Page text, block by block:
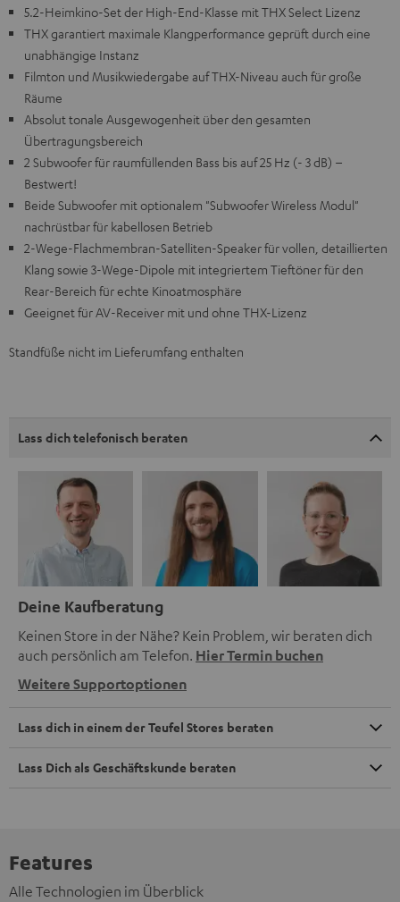
5.2-Heimkino-Set der High-End-Klasse mit THX Select Lizenz
THX garantiert maximale Klangperformance geprüft durch eine
unabhängige Instanz
Filmton und Musikwiedergabe auf THX-Niveau auch für große
Räume
Absolut tonale Ausgewogenheit über den gesamten
Übertragungsbereich
2 Subwoofer für raumfüllenden Bass bis auf 25 Hz (- 3 dB) –
Bestwert!
Beide Subwoofer mit optionalem "Subwoofer Wireless Modul"
nachrüstbar für kabellosen Betrieb
2-Wege-Flachmembran-Satelliten-Speaker für vollen, detaillierten
Klang sowie 3-Wege-Dipole mit integriertem Tieftöner für den
Rear-Bereich für echte Kinoatmosphäre
Geeignet für AV-Receiver mit und ohne THX-Lizenz
Standfüße nicht im Lieferumfang enthalten
Lass dich telefonisch beraten
Deine Kaufberatung
Keinen Store in der Nähe? Kein Problem, wir beraten dich
auch persönlich am Telefon. Hier Termin buchen
Weitere Supportoptionen
Lass dich in einem der Teufel Stores beraten
Lass Dich als Geschäftskunde beraten
Features
Alle Technologien im Überblick